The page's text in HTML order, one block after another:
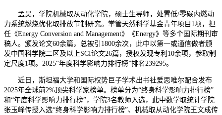
孟昊，学院机械取从动化学院，硕士生导师，处置低/零碳内燃动
力系统燃烧优化取排放节制研究。掌管天然科学基金青年项目1项，担
任《Energy Conversion and Management》《Energy》等多个国际期刊审
稿人。颁发论文60余篇，总被引1800余次，此中以第一或通信做者颁
发中国科学院二区及以上SCI论文26篇，授权发现专利10余项，参取制
定尺度1项。2025“年度科学影响力排行榜”排名239295。
近日，斯坦福大学和国际权势巨子学术出书社爱思唯尔配合发布
2025年全球前2%顶尖科学家榜单。榜单分为“终身科学影响力排行榜”
和“年度科学影响力排行榜”，学院3名教师入选，此中数学取统计学院
张玉峰传授入选“终身科学影响力排行榜”、机械取从动化学院王文成传